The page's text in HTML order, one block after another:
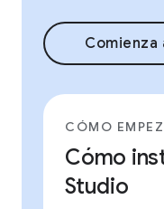
Comienza
CÓMO
Cómo
Studio